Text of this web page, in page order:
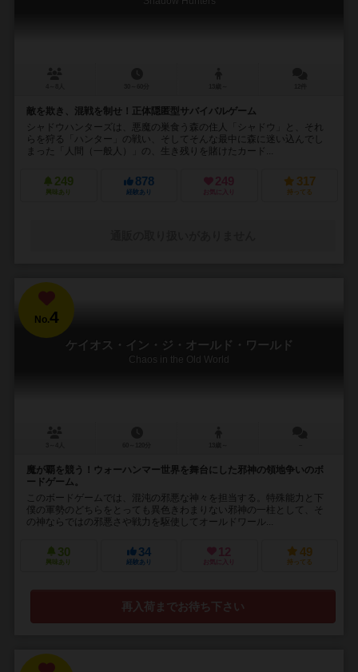
敵を欺き、混戦を制せ！正体隠匿型サバイバルゲーム
シャドウハンターズは、悪魔の巣食う森の住人「シャドウ」と、それ
らを狩る「ハンター」の戦い、そしてそんな最中に森に迷い込んでし
まった「人間（一般人）」の、生き残りを賭けたカード...
249
興味あり
878
経験あり
249
お気に入り
317
持ってる
No.4
ケイオス・イン・ジ・オールド・ワールド
Chaos in the Old World
魔が覇を競う！ウォーハンマー世界を舞台にした邪神の領地争いのボ
ードゲーム。
このボードゲームでは、混沌の邪悪な神々を担当する。特殊能力と下
僕の軍勢のどちらをとっても異色きわまりない邪神の一柱として、そ
の神ならではの邪悪さや戦力を駆使してオールドワール...
30
興味あり
34
経験あり
12
お気に入り
49
持ってる
再入荷までお待ち下さい